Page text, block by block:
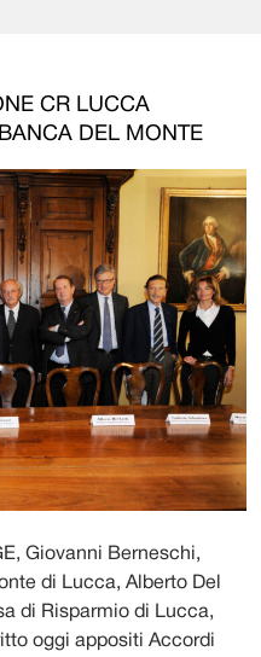
CR LUCCA
DEL MONTE
Giovanni Berneschi,
di Lucca, Alberto Del
di Risparmio di Lucca,
oggi appositi Accordi